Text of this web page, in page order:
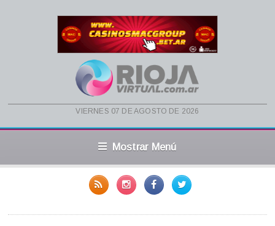
viernes 07 de agosto de 2026
Mostrar Menú